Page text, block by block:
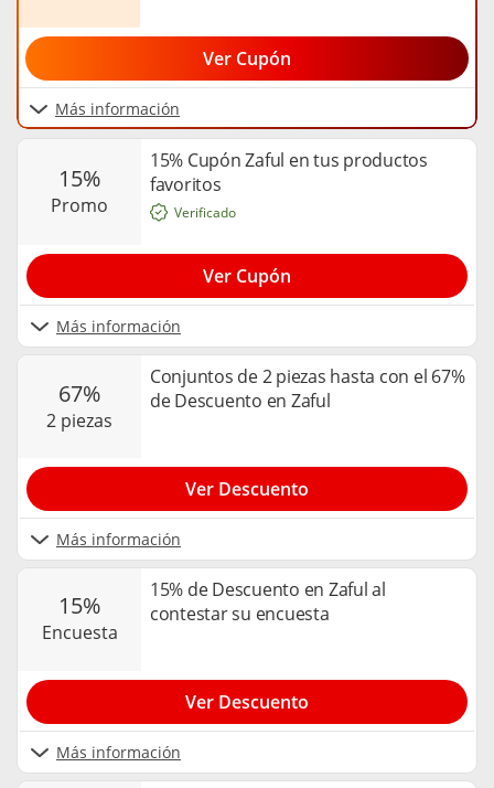
Más información
Ver Cupón
15%
promo
15% Cupón Zaful en tus productos
favoritos
Más información
Verificado
Ver Cupón
67%
2 piezas
Conjuntos de 2 piezas hasta con el 67%
de Descuento en Zaful
Más información
Ver Descuento
15%
encuesta
15% de Descuento en Zaful al
contestar su encuesta
Más información
Ver Descuento